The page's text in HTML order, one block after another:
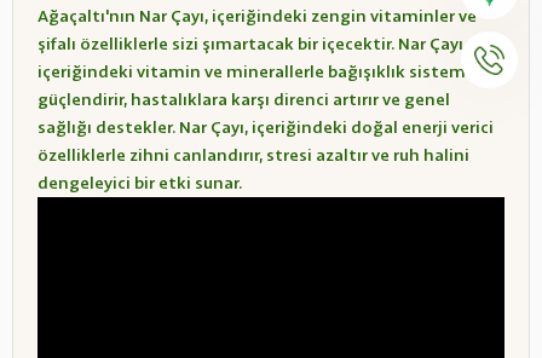
Ağaçaltı'nın Nar Çayı, içeriğindeki zengin vitaminler ve
şifalı özelliklerle sizi şımartacak bir içecektir. Nar Çayı,
içeriğindeki vitamin ve minerallerle bağışıklık sistemini
güçlendirir, hastalıklara karşı direnci artırır ve genel
sağlığı destekler. Nar Çayı, içeriğindeki doğal enerji verici
özelliklerle zihni canlandırır, stresi azaltır ve ruh halini
dengeleyici bir etki sunar.